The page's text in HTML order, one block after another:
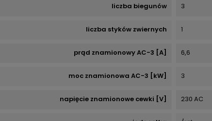
liczba biegunów 3
liczba styków zwiernych 1
prąd znamionowy AC-3 [A] 6,6
moc znamionowa AC-3 [kW] 3
napięcie znamionowe cewki [V] 230 AC